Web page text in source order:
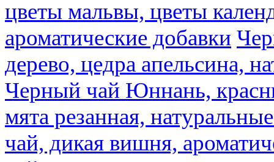
цветы мальвы, цветы
ароматические добавки
дерево, цедра апельсина,
Черный чай Юннань,
мята резанная,
чай, дикая вишня,